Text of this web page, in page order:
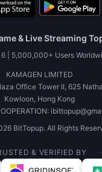
& Live Streaming
| 5,000,000+ Users
KAMAGEN LIMITED
Office Tower II, 625
Kowloon, Hong Kong
BitTopup. All Rights
& VERIFIED BY